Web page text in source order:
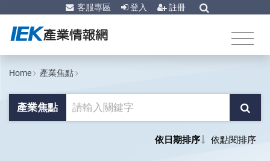
客服專區 登入 註冊
Home 產業焦點
產業焦點
依日期排序 依點閱排序